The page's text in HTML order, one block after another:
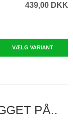
439,00 DKK
VÆLG VARIANT
PÅ..